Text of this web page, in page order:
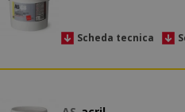
Scheda tecnica